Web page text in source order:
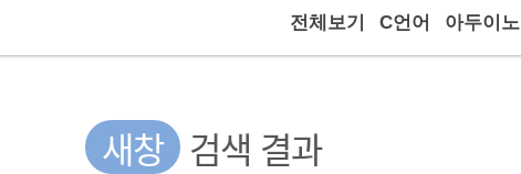
전체보기 C언어 아두이노
새창 검색 결과